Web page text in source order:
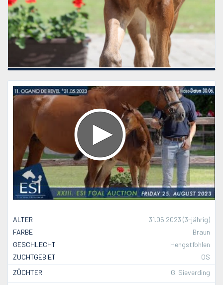
ALTER
31.05.2023 (3-jährig)
FARBE
Braun
GESCHLECHT
Hengstfohlen
ZUCHTGEBIET
OS
ZÜCHTER
G. Sieverding